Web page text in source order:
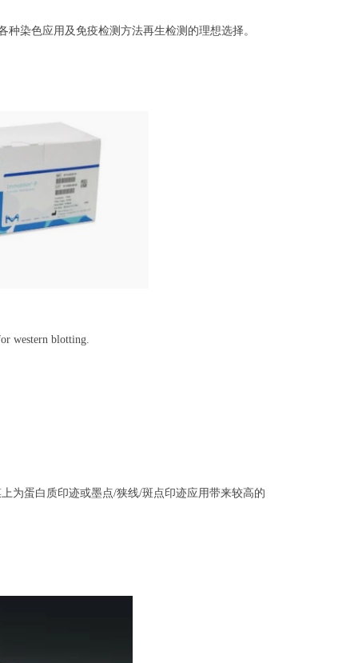
染色应用及免疫检测方法再生检测的理想选择。
western blotting.
为蛋白质印迹或墨点/狭线/斑点印迹应用带来较高的